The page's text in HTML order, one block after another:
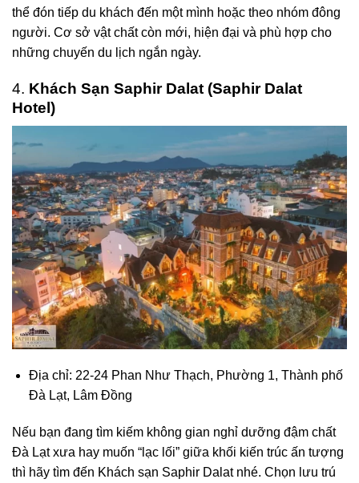
thể đón tiếp du khách đến một mình hoặc theo nhóm đông
người. Cơ sở vật chất còn mới, hiện đại và phù hợp cho
những chuyến du lịch ngắn ngày.
4. Khách Sạn Saphir Dalat (Saphir Dalat
Hotel)
Địa chỉ: 22-24 Phan Như Thạch, Phường 1, Thành phố
Đà Lạt, Lâm Đồng
Nếu bạn đang tìm kiếm không gian nghỉ dưỡng đậm chất
Đà Lạt xưa hay muốn “lạc lối” giữa khối kiến trúc ấn tượng
thì hãy tìm đến Khách sạn Saphir Dalat nhé. Chọn lưu trú